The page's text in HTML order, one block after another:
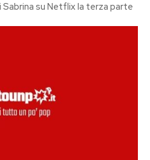
su Netflix la terza parte